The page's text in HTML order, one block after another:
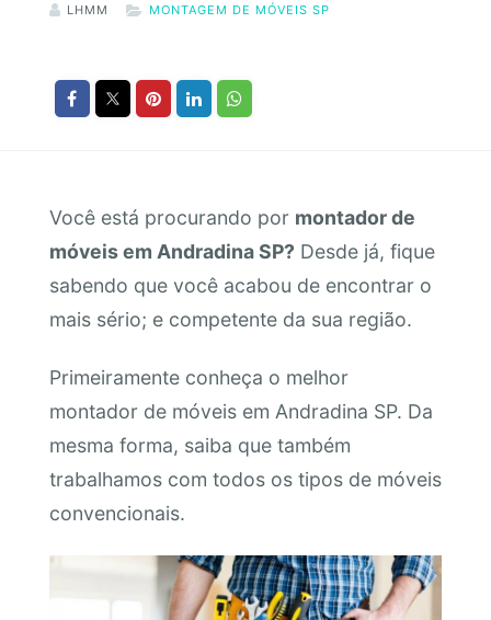
LHMM MONTAGEM DE MÓVEIS SP
Você está procurando por montador de
móveis em Andradina SP? Desde já, fique
sabendo que você acabou de encontrar o
mais sério; e competente da sua região.
Primeiramente conheça o melhor
montador de móveis em Andradina SP. Da
mesma forma, saiba que também
trabalhamos com todos os tipos de móveis
convencionais.